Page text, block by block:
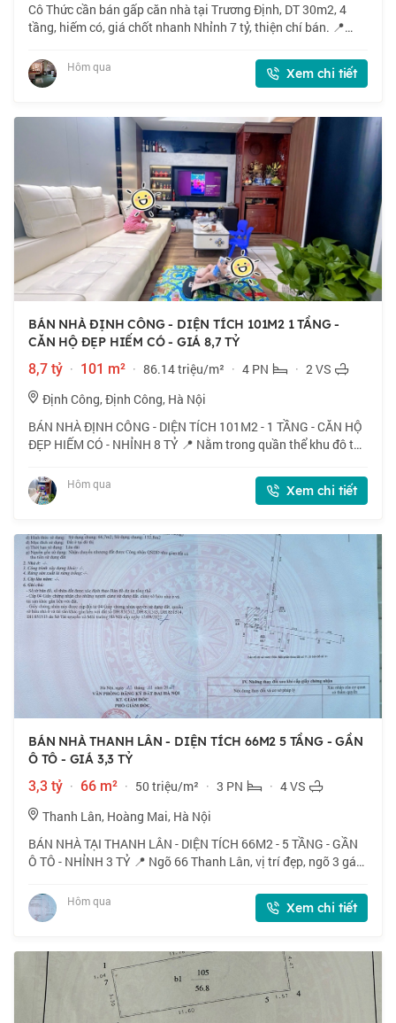
Cô Thức cần bán gấp căn nhà tại Trương Định, DT 30m2, 4
tầng, hiếm có, giá chốt nhanh Nhỉnh 7 tỷ, thiện chí bán. 📍
tầng, mặt tiền 4m. 💰 Nhỉnh 7
Hôm qua Xem chi tiết
BÁN NHÀ ĐỊNH CÔNG - DIỆN TÍCH 101M2 1 TẦNG -
CĂN HỘ ĐẸP HIẾM CÓ - GIÁ 8,7 TỶ
8,7 tỷ · 101 m² · 86.14 triệu/m² · 4 PN · 2 VS
Định Công, Định Công, Hà Nội
BÁN NHÀ ĐỊNH CÔNG - DIỆN TÍCH 101M2 - 1 TẦNG - CĂN HỘ
ĐẸP HIẾM CÓ - NHỈNH 8 TỶ 📍 Nằm trong quần thể khu đô thị
chỉ vài trăm mét, nhà do HUD xâ
Hôm qua Xem chi tiết
BÁN NHÀ THANH LÂN - DIỆN TÍCH 66M2 5 TẦNG - GẦN
Ô TÔ - GIÁ 3,3 TỶ
3,3 tỷ · 66 m² · 50 triệu/m² · 3 PN · 4 VS
Thanh Lân, Hoàng Mai, Hà Nội
BÁN NHÀ TẠI THANH LÂN - DIỆN TÍCH 66M2 - 5 TẦNG - GẦN
Ô TÔ - NHỈNH 3 TỶ 📍 Ngõ 66 Thanh Lân, vị trí đẹp, ngõ 3 gác
Nhỉnh 3 tỷ. 📜 Sổ đỏ cất két
Hôm qua Xem chi tiết